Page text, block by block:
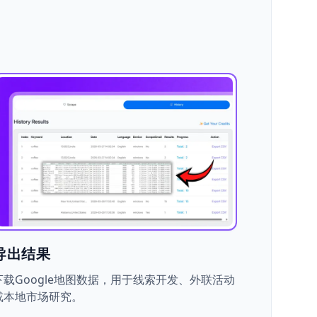
出结果
载Google地图数据，用于线索开发、外联活动
地市场研究。